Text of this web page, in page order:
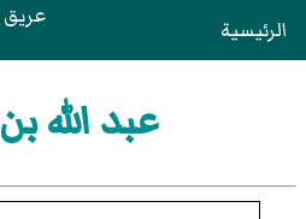
الرئيسية عريق
عبد الله